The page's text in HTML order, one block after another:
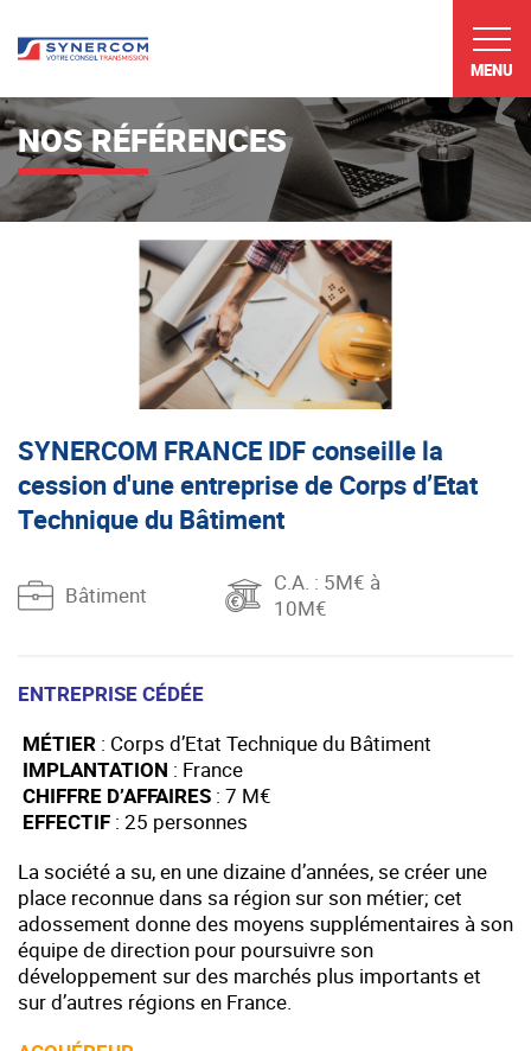
MENU
NOS RÉFÉRENCES
SYNERCOM FRANCE IDF conseille la
cession d'une entreprise de Corps d’Etat
Technique du Bâtiment
Bâtiment C.A. : 5M€ à
10M€
ENTREPRISE CÉDÉE
MÉTIER : Corps d’Etat Technique du Bâtiment
IMPLANTATION : France
CHIFFRE D’AFFAIRES : 7 M€
EFFECTIF : 25 personnes
La société a su, en une dizaine d’années, se créer une
place reconnue dans sa région sur son métier; cet
adossement donne des moyens supplémentaires à son
équipe de direction pour poursuivre son
développement sur des marchés plus importants et
sur d’autres régions en France.